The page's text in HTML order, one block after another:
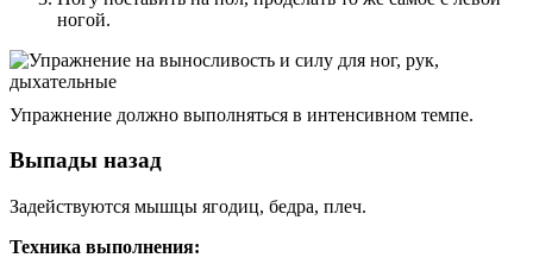
ногой.
Упражнение должно выполняться в интенсивном темпе.
Выпады назад
Задействуются мышцы ягодиц, бедра, плеч.
Техника выполнения: